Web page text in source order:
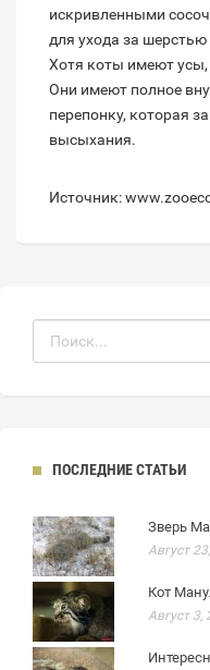
искривленными
для ухода за
Хотя коты имеют усы,
Они имеют полное
перепонку, которая
высыхания.
Источник:
ПОСЛЕДНИЕ СТАТЬИ
Зверь
Август
Кот
Август 3,